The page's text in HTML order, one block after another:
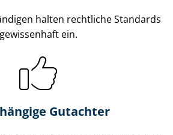
halten rechtliche Standards
gewissenhaft ein.
Gutachter